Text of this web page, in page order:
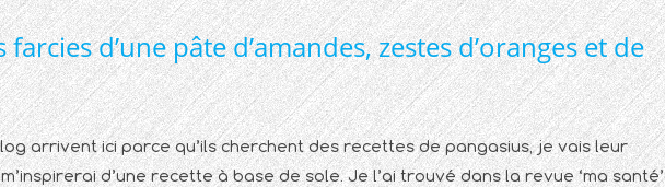
d’une pâte d’amandes, zestes d’oranges et de
arrivent ici parce qu’ils cherchent des recettes de pangasius, je vais leur
d’une recette à base de sole. Je l’ai trouvé dans la revue ‘ma santé’